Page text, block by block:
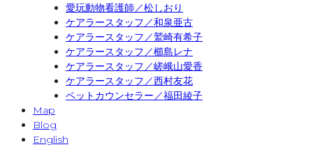
愛玩動物看護師／松しおり
ケアラースタッフ／和泉亜古
ケアラースタッフ／鷲崎有希子
ケアラースタッフ／櫛島レナ
ケアラースタッフ／嵯峨山愛香
ケアラースタッフ／西村友花
ペットカウンセラー／福田綾子
Map
Blog
English